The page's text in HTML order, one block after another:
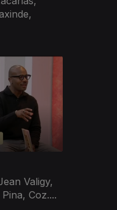
Valigy,
Coz....